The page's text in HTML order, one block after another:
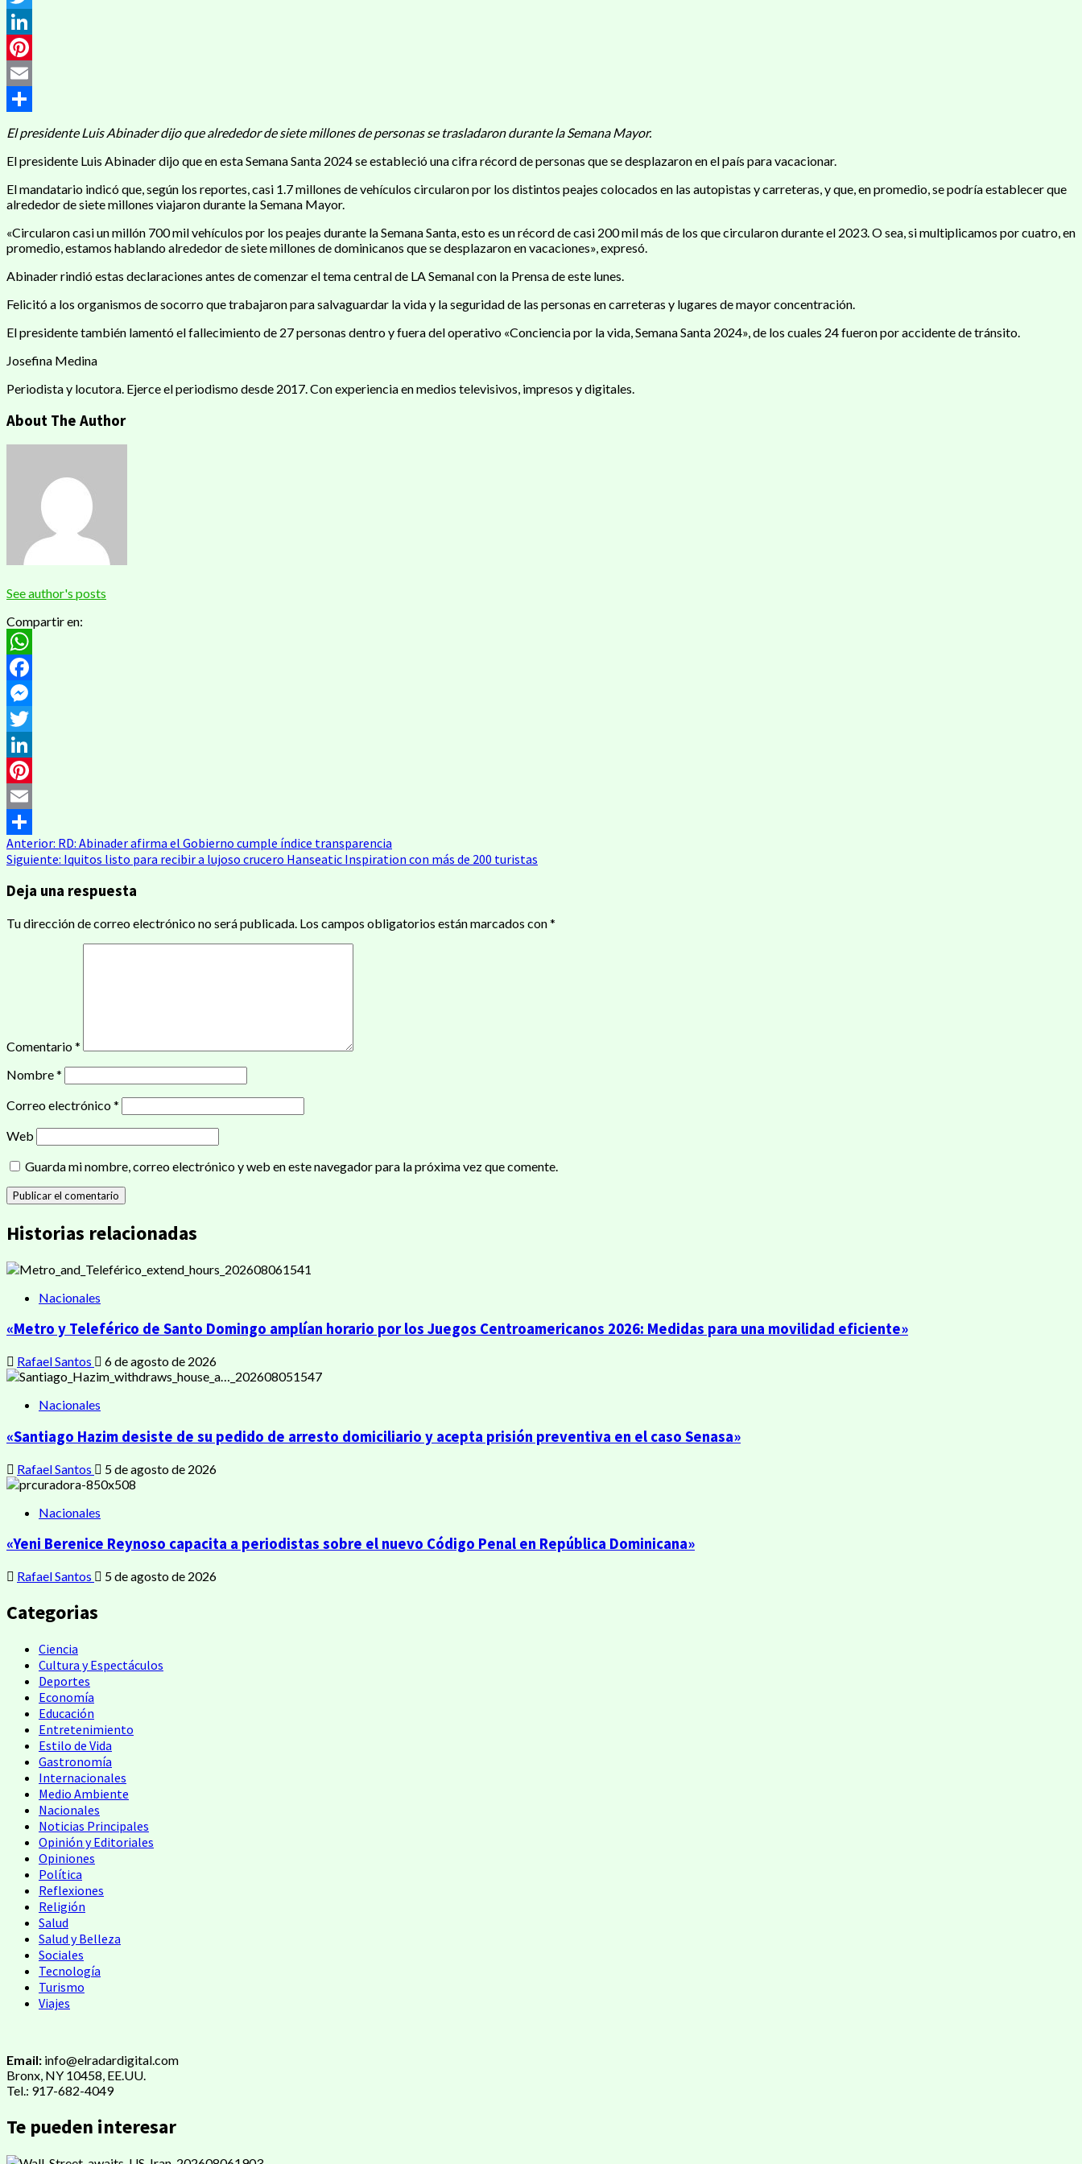
Twitter
LinkedIn
Pinterest
Email
Compartir
El presidente Luis Abinader dijo que alrededor de siete millones de personas se trasladaron durante la Semana Mayor.
El presidente Luis Abinader dijo que en esta Semana Santa 2024 se estableció una cifra récord de personas que se desplazaron en el país para vacacionar.
El mandatario indicó que, según los reportes, casi 1.7 millones de vehículos circularon por los distintos peajes colocados en las autopistas y carreteras, y que, en promedio, se podría establecer que
alrededor de siete millones viajaron durante la Semana Mayor.
«Circularon casi un millón 700 mil vehículos por los peajes durante la Semana Santa, esto es un récord de casi 200 mil más de los que circularon durante el 2023. O sea, si multiplicamos por cuatro, en
promedio, estamos hablando alrededor de siete millones de dominicanos que se desplazaron en vacaciones», expresó.
Abinader rindió estas declaraciones antes de comenzar el tema central de LA Semanal con la Prensa de este lunes.
Felicitó a los organismos de socorro que trabajaron para salvaguardar la vida y la seguridad de las personas en carreteras y lugares de mayor concentración.
El presidente también lamentó el fallecimiento de 27 personas dentro y fuera del operativo «Conciencia por la vida, Semana Santa 2024», de los cuales 24 fueron por accidente de tránsito.
Josefina Medina
Periodista y locutora. Ejerce el periodismo desde 2017. Con experiencia en medios televisivos, impresos y digitales.
About The Author
See author's posts
Compartir en:
WhatsApp
Facebook
Messenger
Twitter
LinkedIn
Pinterest
Email
Compartir
Navegación
de
entradas
Anterior: RD: Abinader afirma el Gobierno cumple índice transparencia
Siguiente: Iquitos listo para recibir a lujoso crucero Hanseatic Inspiration con más de 200 turistas
Deja una respuesta
Tu dirección de correo electrónico no será publicada. Los campos obligatorios están marcados con*
Comentario*
Nombre*
Correo electrónico*
Web
Guarda mi nombre, correo electrónico y web en este navegador para la próxima vez que comente.
Historias relacionadas
Nacionales
«Metro y Teleférico de Santo Domingo amplían horario por los Juegos Centroamericanos 2026: Medidas para una movilidad eficiente»
Rafael Santos 6 de agosto de 2026
Nacionales
«Santiago Hazim desiste de su pedido de arresto domiciliario y acepta prisión preventiva en el caso Senasa»
Rafael Santos 5 de agosto de 2026
Nacionales
«Yeni Berenice Reynoso capacita a periodistas sobre el nuevo Código Penal en República Dominicana»
Rafael Santos 5 de agosto de 2026
Categorias
Ciencia
Cultura y Espectáculos
Deportes
Economía
Educación
Entretenimiento
Estilo de Vida
Gastronomía
Internacionales
Medio Ambiente
Nacionales
Noticias Principales
Opinión y Editoriales
Opiniones
Política
Reflexiones
Religión
Salud
Salud y Belleza
Sociales
Tecnología
Turismo
Viajes
Email: info@elradardigital.com
Bronx, NY 10458, EE.UU.
Tel.: 917-682-4049
Te pueden interesar